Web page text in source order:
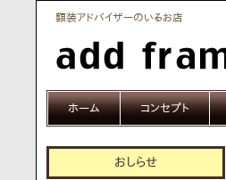
額装アドバイザーのいるお店
ホーム コンセプト
おしらせ